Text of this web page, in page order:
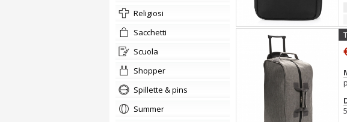
Religiosi
sacchetti
scuola
shopper
Spillette & pins
summer